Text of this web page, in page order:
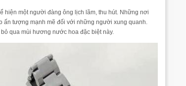
hiện một người đàng ông lịch lãm, thu hút. Những nơi
ấn tượng mạnh mẽ đối với những người xung quanh.
qua mùi hương nước hoa đặc biệt này.